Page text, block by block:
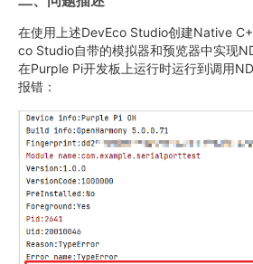
在使用上述DevEco Studio创建Native
co Studio自带的模拟器和预览器中实现
在Purple Pi开发板上运行时运行到调用
报错：